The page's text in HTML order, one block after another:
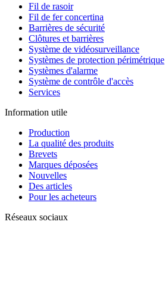
Fil de rasoir
Fil de fer concertina
Barrières de sécurité
Clôtures et barrières
Système de vidéosurveillance
Systèmes de protection périmétrique
Systèmes d'alarme
Système de contrôle d'accès
Services
Information utile
Production
La qualité des produits
Brevets
Marques déposées
Nouvelles
Des articles
Pour les acheteurs
Réseaux sociaux